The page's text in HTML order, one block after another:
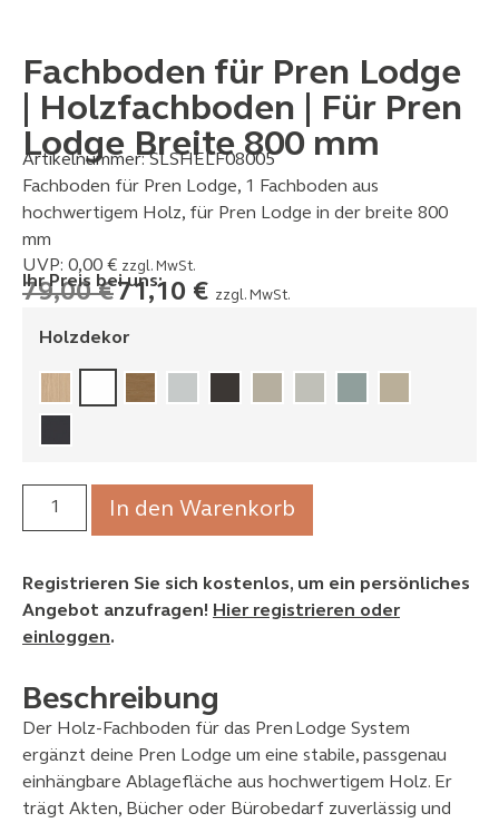
Fachboden für Pren Lodge
| Holzfachboden | Für Pren
Lodge Breite 800 mm
Artikelnummer:SLSHELF08005
Fachboden für Pren Lodge, 1 Fachboden aus
hochwertigem Holz, für Pren Lodge in der breite 800
mm
UVP: 0,00 € zzgl. MwSt.
Ihr Preis bei uns:
79,00€71,10 € zzgl. MwSt.
Holzdekor
In den Warenkorb
Registrieren Sie sich kostenlos, um ein persönliches
Angebot anzufragen! Hier registrieren oder
einloggen.
Beschreibung
Der Holz‑Fachboden für das Pren Lodge System
ergänzt deine Pren Lodge um eine stabile, passgenau
einhängbare Ablagefläche aus hochwertigem Holz. Er
trägt Akten, Bücher oder Bürobedarf zuverlässig und